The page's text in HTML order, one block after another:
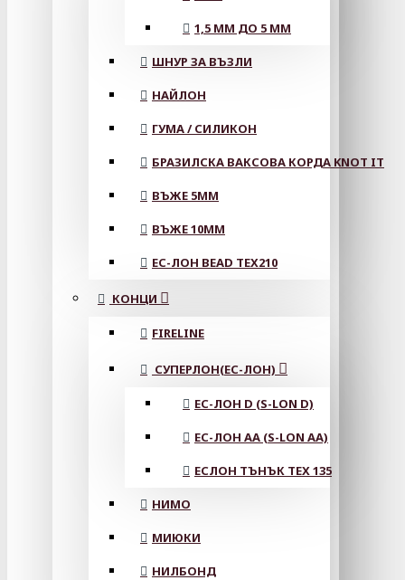
1,5 ММ ДО 5 ММ
ШНУР ЗА ВЪЗЛИ
НАЙЛОН
ГУМА / СИЛИКОН
БРАЗИЛСКА ВАКСОВА КОРДА KNOT IT
ВЪЖЕ 5MM
ВЪЖЕ 10MM
ЕС-ЛОН BEAD TEX210
КОНЦИ
FIRELINE
СУПЕРЛОН(ЕС-ЛОН)
ЕС-ЛОН D (S-LON D)
ЕС-ЛОН АА (S-LON AA)
ЕСЛОН ТЪНЪК TEX 135
НИМО
МИЮКИ
НИЛБОНД